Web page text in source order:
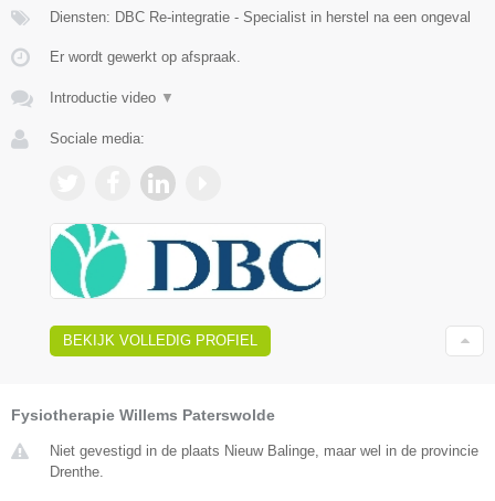
Diensten: DBC Re-integratie - Specialist in herstel na een ongeval
Er wordt gewerkt op afspraak.
Introductie video ▼
Sociale media:
BEKIJK VOLLEDIG PROFIEL
Fysiotherapie Willems Paterswolde
Niet gevestigd in de plaats Nieuw Balinge, maar wel in de provincie
Drenthe.